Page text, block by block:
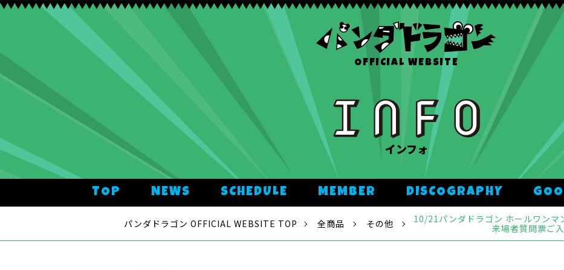
OFFICIAL WEBSITE
インフォ
TOP NEWS SCHEDULE MEMBER DISCOGRAPHY
パンダドラゴン OFFICIAL WEBSITE TOP 全商品 その他
10/21パンダドラゴン ホールワンマ
来場者質問票ご